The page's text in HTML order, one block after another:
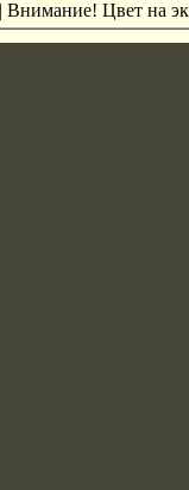
| Внимание! Цвет на